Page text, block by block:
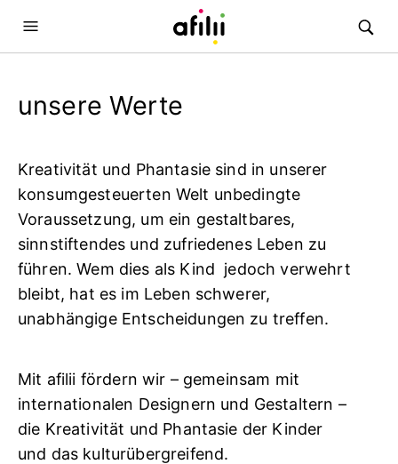
unsere Werte
Kreativität und Phantasie sind in unserer
konsumgesteuerten Welt unbedingte
Voraussetzung, um ein gestaltbares,
sinnstiftendes und zufriedenes Leben zu
führen. Wem dies als Kind jedoch verwehrt
bleibt, hat es im Leben schwerer,
unabhängige Entscheidungen zu treffen.
Mit afilii fördern wir – gemeinsam mit
internationalen Designern und Gestaltern –
die Kreativität und Phantasie der Kinder
und das kulturübergreifend.